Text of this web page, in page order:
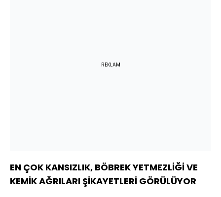
REKLAM
EN ÇOK KANSIZLIK, BÖBREK YETMEZLİĞİ VE
KEMİK AĞRILARI ŞİKAYETLERİ GÖRÜLÜYOR